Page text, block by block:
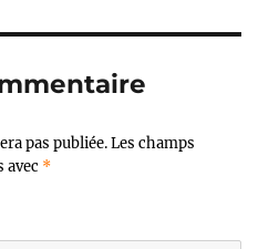
pas publiée. Les champs
avec *